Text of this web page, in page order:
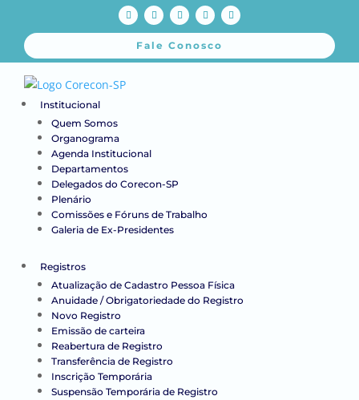
Fale Conosco
Institucional
Quem Somos
Organograma
Agenda Institucional
Departamentos
Delegados do Corecon-SP
Plenário
Comissões e Fóruns de Trabalho
Galeria de Ex-Presidentes
Registros
Atualização de Cadastro Pessoa Física
Anuidade / Obrigatoriedade do Registro
Novo Registro
Emissão de carteira
Reabertura de Registro
Transferência de Registro
Inscrição Temporária
Suspensão Temporária de Registro